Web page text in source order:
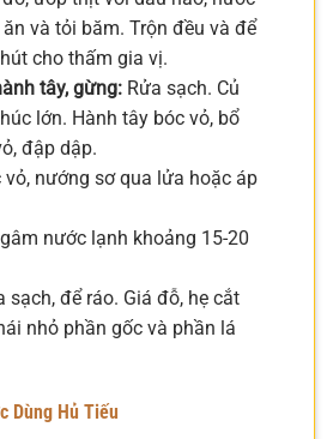
và tỏi băm. Trộn đều và để
cho thấm gia vị.
tây, gừng: Rửa sạch. Củ
lớn. Hành tây bóc vỏ, bổ
đập dập.
vỏ, nướng sơ qua lửa hoặc áp
nước lạnh khoảng 15-20
sạch, để ráo. Giá đỗ, hẹ cắt
nhỏ phần gốc và phần lá
Dùng Hủ Tiếu